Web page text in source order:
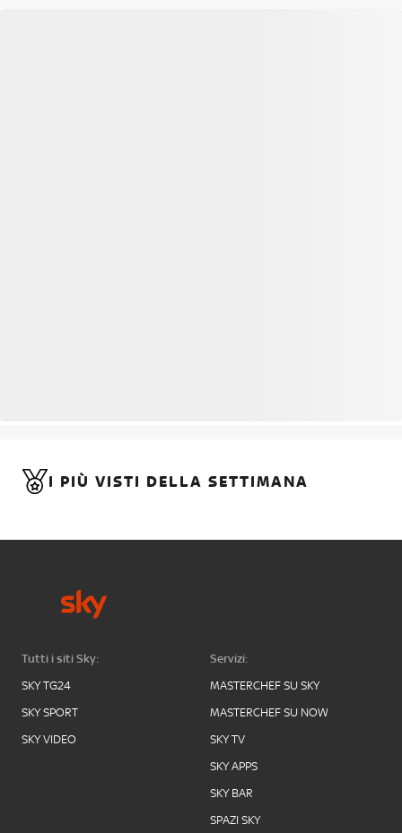
I PIÙ VISTI DELLA SETTIMANA
Tutti i siti Sky:
SKY TG24
SKY SPORT
SKY VIDEO
Servizi:
MASTERCHEF SU SKY
MASTERCHEF SU NOW
SKY TV
SKY APPS
SKY BAR
SPAZI SKY